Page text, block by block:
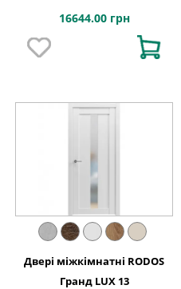
16644.00 грн
Двері міжкімнатні RODOS
Гранд LUX 13